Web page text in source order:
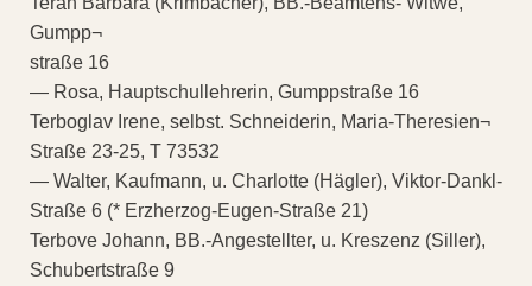
Gumpp¬
straße 16
— Rosa, Hauptschullehrerin, Gumppstraße 16
Terboglav Irene, selbst. Schneiderin, Maria-Theresien¬
Straße 23-25, T 73532
— Walter, Kaufmann, u. Charlotte (Hägler), Viktor-Dankl-
Straße 6 (* Erzherzog-Eugen-Straße 21)
Terbove Johann, BB.-Angestellter, u. Kreszenz (Siller),
Schubertstraße 9